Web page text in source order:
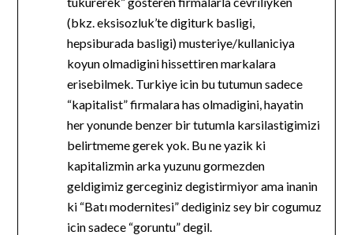
(bkz. eksisozluk’te digiturk basligi,
hepsiburada basligi) musteriye/kullaniciya
koyun olmadigini hissettiren markalara
erisebilmek. Turkiye icin bu tutumun sadece
“kapitalist” firmalara has olmadigini, hayatin
her yonunde benzer bir tutumla karsilastigimizi
belirtmeme gerek yok. Bu ne yazik ki
kapitalizmin arka yuzunu gormezden
geldigimiz gerceginiz degistirmiyor ama inanin
ki “Batı modernitesi” dediginiz sey bir cogumuz
icin sadece “goruntu” degil.